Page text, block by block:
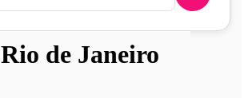
Rio de Janeiro